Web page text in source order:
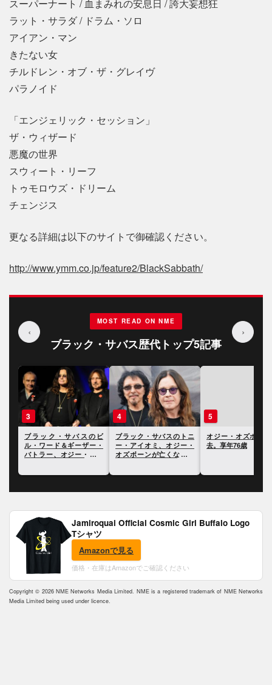
スーパーナート / 血まみれの安息日 / 誇大妄想狂
ラット・サラダ / ドラム・ソロ
アイアン・マン
きたない女
チルドレン・オブ・ザ・グレイヴ
パラノイド
「エンジェリック・セッション」
ザ・ウィザード
悪魔の世界
スウィート・リーフ
トゥモロウズ・ドリーム
チェンジス
更なる詳細は以下のサイトで御確認ください。
http://www.ymm.co.jp/feature2/BlackSabbath/
‹
MOST READ ON NME
ブラック・サバス歴代トップ5記事
›
3
ブラック・サバスのビ
ル・ワード＆ギーザー・
バトラー、オジー・オズ
4
ブラック・サバスのトニ
ー・アイオミ、オジー・
オズボーンが亡くなった
5
オジー・オズボー
去。享年76歳
Jamiroquai Official Cosmic Girl Buffalo Logo
Tシャツ
Amazonで見る
価格・在庫はAmazonでご確認ください
Copyright © 2026 NME Networks Media Limited. NME is a registered trademark of NME Networks
Media Limited being used under licence.